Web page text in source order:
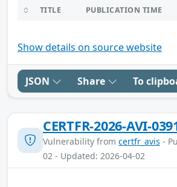
TITLE PUBLICATION TIME
Show details on source website
JSON Share To
CERTFR-2026-AVI-
Vulnerability from certfr_avis -
02 - Updated: 2026-04-02